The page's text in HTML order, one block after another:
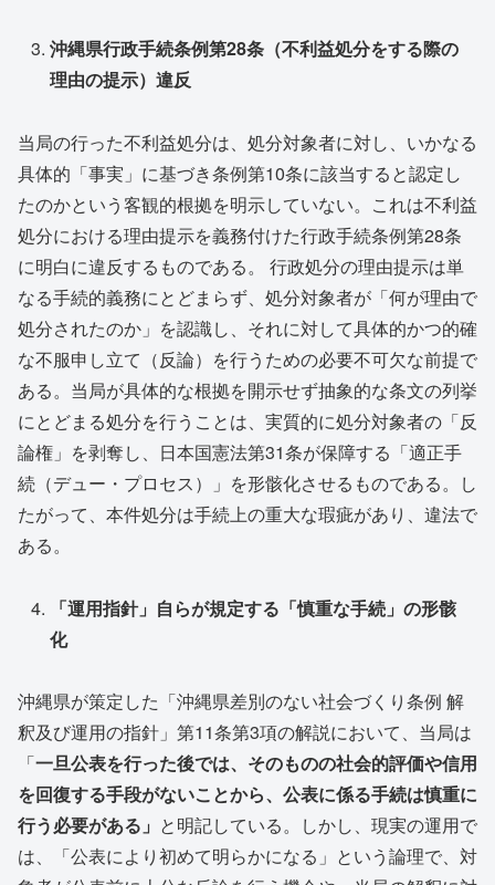
沖縄県行政手続条例第28条（不利益処分をする際の
理由の提示）違反
当局の行った不利益処分は、処分対象者に対し、いかなる
具体的「事実」に基づき条例第10条に該当すると認定し
たのかという客観的根拠を明示していない。これは不利益
処分における理由提示を義務付けた行政手続条例第28条
に明白に違反するものである。 行政処分の理由提示は単
なる手続的義務にとどまらず、処分対象者が「何が理由で
処分されたのか」を認識し、それに対して具体的かつ的確
な不服申し立て（反論）を行うための必要不可欠な前提で
ある。当局が具体的な根拠を開示せず抽象的な条文の列挙
にとどまる処分を行うことは、実質的に処分対象者の「反
論権」を剥奪し、日本国憲法第31条が保障する「適正手
続（デュー・プロセス）」を形骸化させるものである。し
たがって、本件処分は手続上の重大な瑕疵があり、違法で
ある。
「運用指針」自らが規定する「慎重な手続」の形骸
化
沖縄県が策定した「沖縄県差別のない社会づくり条例 解
釈及び運用の指針」第11条第3項の解説において、当局は
「一旦公表を行った後では、そのものの社会的評価や信用
を回復する手段がないことから、公表に係る手続は慎重に
行う必要がある」 と明記している。しかし、現実の運用で
は、「公表により初めて明らかになる」という論理で、対